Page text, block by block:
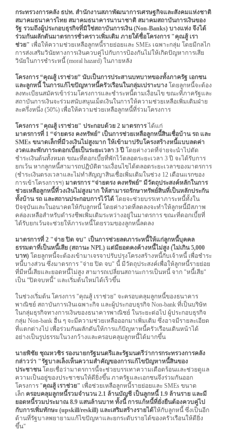
กระทรวงการคลัง ธปท. สำนักงานสภาพัฒนาการเศรษฐกิจและสังคมแห่งชาติ
สมาคมธนาคารไทย สมาคมธนาคารนานาชาติ สมาคมสถาบันการเงินของ
รัฐ รวมถึงผู้ประกอบธุรกิจที่มิใช่สถาบันการเงิน (Non-Banks) บางแห่ง จึงได้
ร่วมกันผลักดันมาตรการชั่วคราวเพิ่มเติม ภายใต้ชื่อโครงการ "คุณสู้ เรา
ช่วย" เพื่อให้ความช่วยเหลือลูกหนี้รายย่อยและ SMEs เฉพาะกลุ่ม โดยมีกลไก
การส่งเสริมวินัยทางการเงินควบคู่ไปกับการป้องกันไม่ให้เกิดปัญหาการเสีย
วินัยในการชำระหนี้ (moral hazard) ในภายหลัง
โครงการ “คุณสู้ เราช่วย” นับเป็นการประสานบทบาทของทั้งภาครัฐ เอกชน
และลูกหนี้ ในการแก้ไขปัญหาหนี้ครัวเรือนในกลุ่มเปราะบาง โดยลูกหนี้จะต้อง
ลงทะเบียนสมัครเข้าร่วมโครงการและชำระหนี้ตามเงื่อนไข ขณะที่ภาครัฐและ
สถาบันการเงินจะร่วมสนับสนุนเม็ดเงินในการให้ความช่วยเหลือเพิ่มเติมฝ่าย
ละครึ่งหนึ่ง (50%) เพื่อให้ความช่วยเหลือลูกหนี้ที่ร่วมโครงการ
โครงการ "คุณสู้ เราช่วย" ประกอบด้วย 2 มาตรการได้แก่
มาตรการที่ 1 “จ่ายตรง คงทรัพย์” เป็นการช่วยเหลือลูกหนี้สินเชื่อบ้าน รถ และ
SMEs ขนาดเล็กที่มีวงเงินไม่สูงมาก ให้เข้ามาปรับโครงสร้างหนี้แบบลดค่า
งวดและพักภาระดอกเบี้ยเป็นระยะเวลา 3 ปี โดยค่างวดที่จ่ายจะนำไปตัด
ชำระเงินต้นทั้งหมด ขณะที่ดอกเบี้ยที่พักไว้ตลอดระยะเวลา 3 ปี จะได้รับการ
ยกเว้น หากลูกหนี้สามารถปฏิบัติตามเงื่อนไขได้ตลอดระยะเวลาของมาตรการ
(ชำระเงินตรงเวลาและไม่ทำสัญญาสินเชื่อเพิ่มเติมในช่วง 12 เดือนแรกของ
การเข้าโครงการฯ) มาตรการ “จ่ายตรง คงทรัพย์” มีวัตถุประสงค์หลักในการ
ช่วยเหลือลูกหนี้ที่วงเงินไม่สูงมาก ให้สามารถรักษาทรัพย์สินที่เป็นหลักประกัน
ทั้งบ้าน รถ และสถานประกอบการไว้ได้ โดยจะช่วยบรรเทาภาระหนี้ทั้งใน
ปัจจุบันและในอนาคตให้กับลูกหนี้ โดยค่างวดที่ลดลงจะทำให้ลูกหนี้มีสภาพ
คล่องเหลือสำหรับดำรงชีพเพิ่มเติมระหว่างอยู่ในมาตรการ ขณะที่ดอกเบี้ยที่
ได้รับยกเว้นจะช่วยให้ภาระหนี้โดยรวมของลูกหนี้ลดลง
มาตรการที่ 2 "จ่าย ปิด จบ" เป็นการช่วยลดภาระหนี้ให้แก่ลูกหนี้บุคคล
ธรรมดาที่เป็นหนี้เสีย (สถานะ NPL) แต่มียอดคงค้างหนี้ไม่สูง (ไม่เกิน 5,000
บาท) โดยลูกหนี้จะต้องเข้ามาเจรจาปรับปรุงโครงสร้างหนี้กับเจ้าหนี้ เพื่อชำระ
หนี้บางส่วน ซึ่งมาตรการ "จ่าย ปิด จบ" นี้ มีวัตถุประสงค์เพื่อให้ลูกหนี้รายย่อย
ที่มีหนี้เสียและยอดหนี้ไม่สูง สามารถเปลี่ยนสถานะการเป็นหนี้ จาก "หนี้เสีย"
เป็น "ปิดจบหนี้" และเริ่มต้นใหม่ได้เร็วขึ้น
ในช่วงเริ่มต้น โครงการ "คุณสู้ เราช่วย" จะครอบคลุมลูกหนี้ของธนาคาร
พาณิชย์ สถาบันการเงินเฉพาะกิจ และผู้ประกอบธุรกิจ Non-bank ที่เป็นบริษัท
ในกลุ่มธุรกิจทางการเงินของธนาคารพาณิชย์ ในระยะต่อไป ผู้ประกอบธุรกิจ
กลุ่ม Non-bank อื่น ๆ จะมีความช่วยเหลือออกมาเพิ่มเติม ซึ่งอาจมีรายละเอียด
ที่แตกต่างไป เพื่อร่วมกันผลักดันให้การแก้ปัญหาหนี้ครัวเรือนเดินหน้าได้
อย่างเป็นรูปธรรมในวงกว้างและครอบคลุมลูกหนี้ได้มากขึ้น
นายพิชัย ชุณหวชิร รองนายกรัฐมนตรีและรัฐมนตรีว่าการกระทรวงการคลัง
กล่าวว่า "รัฐบาลเล็งเห็นความสำคัญของการแก้ไขปัญหาหนี้สินของ
ประชาชนโดยเชื่อว่ามาตรการนี้จะช่วยบรรเทาความเดือดร้อนและช่วยดูแล
ความเป็นอยู่ของประชาชนให้ดียิ่งขึ้น ภาครัฐและเอกชนจึงร่วมกันออก
โครงการ "คุณสู้ เราช่วย" เพื่อช่วยเหลือลูกหนี้รายย่อยและ SMEs ขนาด
เล็ก ครอบคลุมลูกหนี้รวมจำนวน 2.1 ล้านบัญชี เป็นลูกหนี้ 1.9 ล้านราย และมี
ยอดหนี้รวมประมาณ 8.9 แสนล้านบาท ทั้งนี้ การแก้หนี้ที่ยั่งยืนต้องควบคู่ไป
กับการเพิ่มทักษะ (upskill/reskill) และเสริมสร้างรายได้ให้กับลูกหนี้ ซึ่งเป็นอีก
ด้านที่รัฐบาลพยายามแก้ไขปัญหาและยกระดับรายได้ของครัวเรือนให้ดียิ่ง
ขึ้น"